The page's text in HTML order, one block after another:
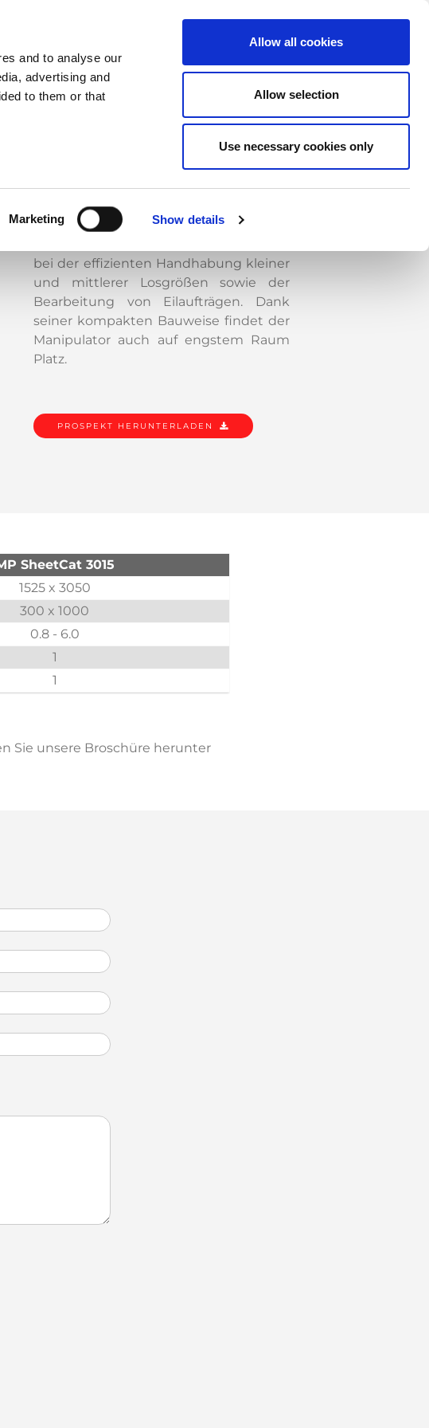
and to analyse our
advertising and
to them or that
Marketing Show details
Allow all cookies
Allow selection
Use necessary cookies only
Der MP SheetCAT-Manipulator sorgt für
die automatische Be- und Entladung
Tafeln bei Stanz-/Lasermaschinen.
Saugnäpfe ermöglichen die
Handhabung von Blechen aus
verschiedenen Materialien wie Stahl,
Aluminium, Edelstahl. Das System
besticht durch seine erhöhte
bei der effizienten Handhabung kleiner
und mittlerer Losgrößen sowie der
Bearbeitung von Eilaufträgen. Dank
seiner kompakten Bauweise findet der
Manipulator auch auf engstem Raum
Platz.
PROSPEKT HERUNTERLADEN
SheetCat 3015
1525 x 3050
300 x 1000
0.8 - 6.0
1
1
Sie unsere Broschüre herunter